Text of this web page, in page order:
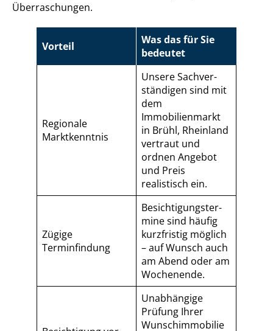
Überraschungen.
Vorteil
Was das für Sie
bedeutet
Regionale
Marktkenntnis
Unsere Sach­ver­
stän­di­gen sind mit
dem
Immobilienmarkt
in Brühl, Rheinland
vertraut und
ordnen Angebot
und Preis
realistisch ein.
Zügige
Terminfindung
Be­sich­ti­gungs­ter­
mi­ne sind häufig
kurzfristig möglich
– auf Wunsch auch
am Abend oder am
Wochenende.
Unabhängige
Prüfung Ihrer
Wunschimmobilie